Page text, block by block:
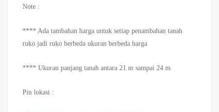
Note :
**** Ada tambahan harga untuk setiap penambahan tanah
ruko jadi ruko berbeda ukuran berbeda harga
**** Ukuran panjang tanah antara 21 m sampai 24 m
Pin lokasi :